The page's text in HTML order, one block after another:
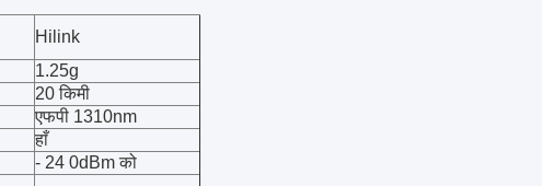
Hilink
1.25g
20 किमी
एफपी 1310nm
हाँ
- 24 0dBm को